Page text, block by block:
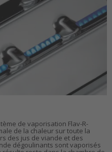
de vaporisation Flav-R-
de la chaleur sur toute la
des jus de viande et des
dégoulinants sont vaporisés